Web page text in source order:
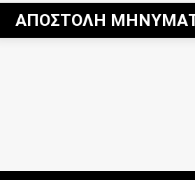
ΑΠΟΣΤΟΛΗ